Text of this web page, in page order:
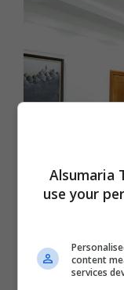
Alsumaria
use your
content
services